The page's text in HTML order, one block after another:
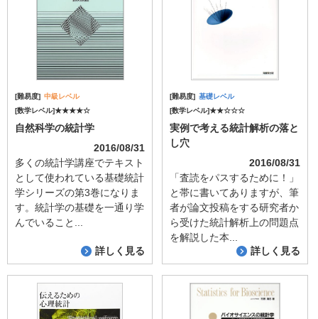
[難易度] 中級レベル
[数学レベル]★★★★☆
自然科学の統計学
2016/08/31
多くの統計学講座でテキスト
として使われている基礎統計
学シリーズの第3巻になりま
す。統計学の基礎を一通り学
んでいること...
詳しく見る
[難易度] 基礎レベル
[数学レベル]★★☆☆☆
実例で考える統計解析の落と
し穴
2016/08/31
「査読をパスするために！」
と帯に書いてありますが、筆
者が論文投稿をする研究者か
ら受けた統計解析上の問題点
を解説した本...
詳しく見る